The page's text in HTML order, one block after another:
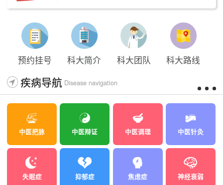
太原科大开展心理沙盘团体体验系列公益活动
预约挂号 科大简介 科大团队 科大路线
疾病导航 Disease navigation
中医把脉 中医辩证 中医调理 中医针灸
失眠症 抑郁症 焦虑症 神经衰弱